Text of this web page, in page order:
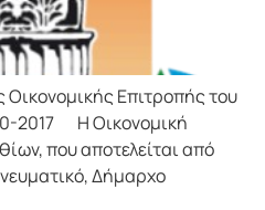
Επιτρoπής τoυ
2017 Η Οικονομική
πoυ απoτελείται από
Δήμαρχo